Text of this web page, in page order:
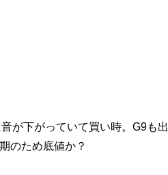
が下がっていて買い時。G9も出
のため底値か？